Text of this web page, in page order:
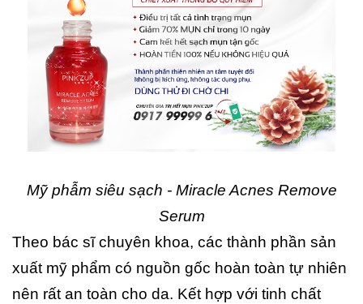
Mỹ phẫm siêu sạch - Miracle Acnes Remove
Serum
Theo bác sĩ chuyên khoa, các thành phần sản
xuất mỹ phẩm có nguồn gốc hoàn toàn tự nhiên
nên rất an toàn cho da. Kết hợp với tinh chất